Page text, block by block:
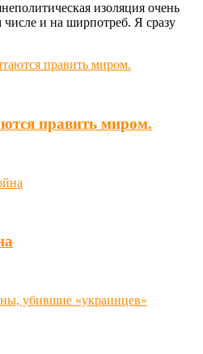
изоляция очень
и на ширпотреб. Я сразу
править миром.